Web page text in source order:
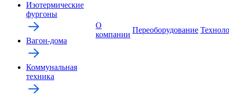
Изотермические
фургоны
Вагон-дома
Коммунальная
техника
О
компании
Переоборудование